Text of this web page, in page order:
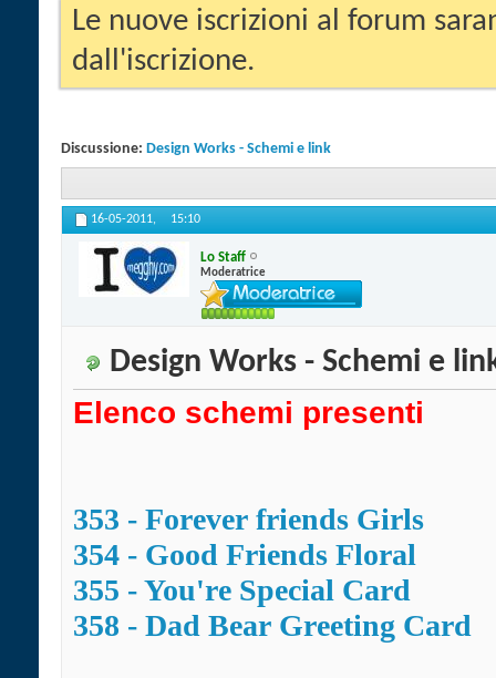
Le nuove iscrizioni al forum
dall'iscrizione.
Discussione: Design Works - Schemi e link
16-05-2011, 15:10
Lo Staff
Moderatrice
Design Works - Schemi e
Elenco schemi presenti
353 - Forever friends Girls
354 - Good Friends Floral
355 - You're Special Card
358 - Dad Bear Greeting Card